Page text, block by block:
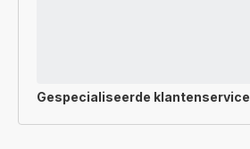
Gespecialiseerde klantenservice